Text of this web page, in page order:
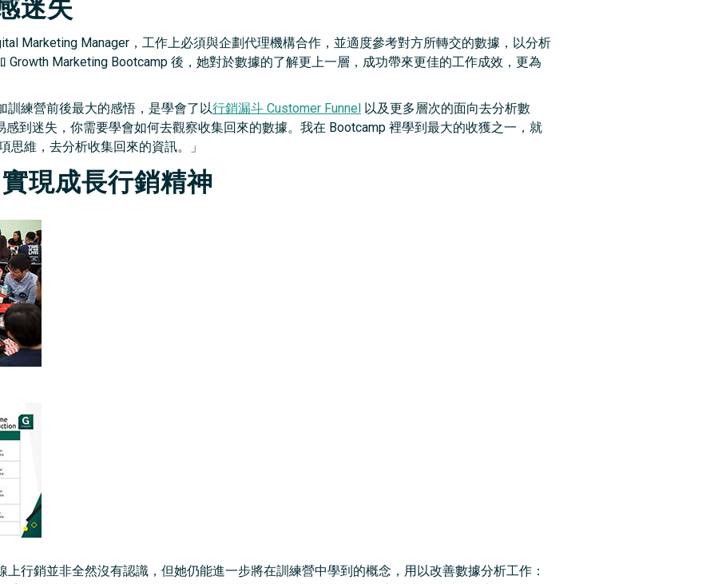
迷失
Marketing Manager，工作上必須與企劃代理機構合作，並適度參考對方所轉交的數據，以分析
Growth Marketing Bootcamp 後，她對於數據的了解更上一層，成功帶來更佳的工作成效，更為
練營前後最大的感悟，是學會了以行銷漏斗 Customer Funnel 以及更多層次的面向去分析數
到迷失，你需要學會如何去觀察收集回來的數據。我在 Bootcamp 裡學到最大的收獲之一，就
思維，去分析收集回來的資訊。」
現成長行銷精神
銷並非全然沒有認識，但她仍能進一步將在訓練營中學到的概念，用以改善數據分析工作：